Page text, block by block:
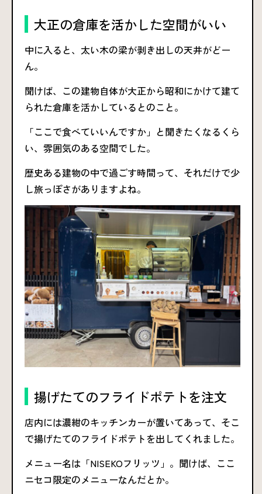
大正の倉庫を活かした空間がいい
中に入ると、太い木の梁が剥き出しの天井がどー
ん。
聞けば、この建物自体が大正から昭和にかけて建て
られた倉庫を活かしているとのこと。
「ここで食べていいんですか」と聞きたくなるくら
い、雰囲気のある空間でした。
歴史ある建物の中で過ごす時間って、それだけで少
し旅っぽさがありますよね。
揚げたてのフライドポテトを注文
店内には濃紺のキッチンカーが置いてあって、そこ
で揚げたてのフライドポテトを出してくれました。
メニュー名は「NISEKOフリッツ」。聞けば、ここ
ニセコ限定のメニューなんだとか。